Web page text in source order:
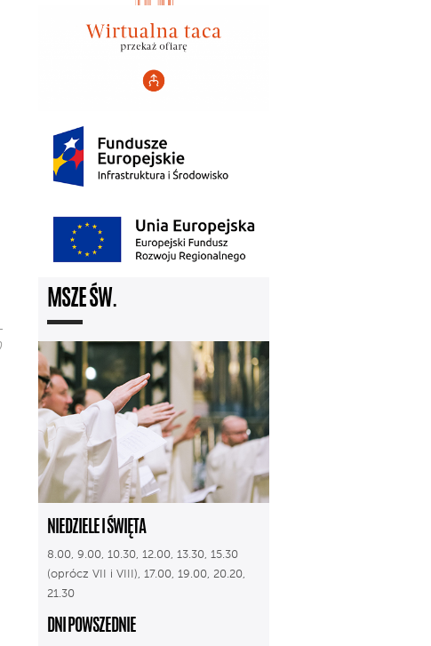
MSZE ŚW.
NIEDZIELE I ŚWIĘTA
8.00, 9.00, 10.30, 12.00, 13.30, 15.30
(oprócz VII i VIII), 17.00, 19.00, 20.20,
21.30
DNI POWSZEDNIE